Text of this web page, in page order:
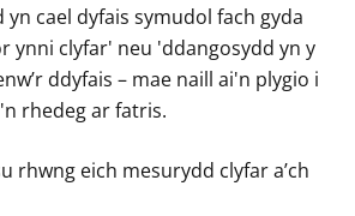
yn cael dyfais symudol fach gyda
ynni clyfar' neu 'ddangosydd yn y
ddyfais – mae naill ai'n plygio i
rhedeg ar fatris.
rhwng eich mesurydd clyfar a’ch